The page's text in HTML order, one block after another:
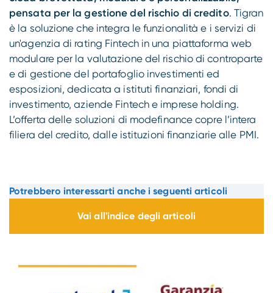
pensata per la gestione del rischio di credito. Tigran
è la soluzione che integra le funzionalità e i servizi di
un'agenzia di rating Fintech in una piattaforma web
modulare per la valutazione del rischio di controparte
e di gestione del portafoglio investimenti ed
esposizioni, dedicata a istituti finanziari, fondi di
investimento, aziende Fintech e imprese holding.
L’offerta delle soluzioni di modefinance copre l’intera
filiera del credito, dalle istituzioni finanziarie alle PMI.
Potrebbero interessarti anche i seguenti articoli
Vai all'indice degli articoli